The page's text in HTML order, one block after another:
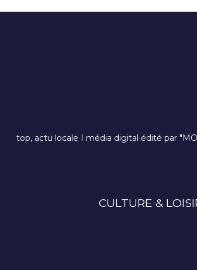
top, actu locale I média digital édité par
CULTURE &